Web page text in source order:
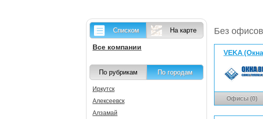
Без
VEKA
Офисы (0)
Списком На карте
Все компании
По рубрикам По городам
Иркутск
Алексеевск
Алзамай